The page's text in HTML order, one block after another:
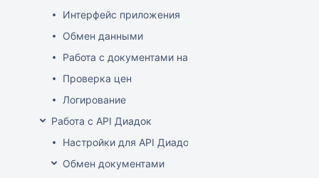
Интерфейс приложения
Обмен данными
Работа с документами на ТСД
Проверка цен
Логирование
Работа с API Диадок
Настройки для API Диадок
Обмен документами